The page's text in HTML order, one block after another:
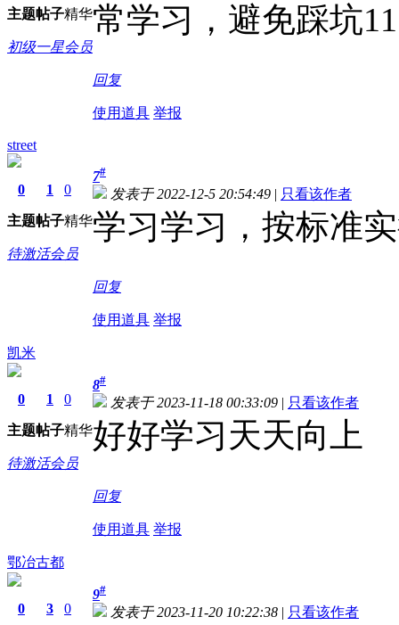
主题帖子精华
初级一星会员
常学习，避免踩坑11
回复
使用道具 举报
street
0
主题
1
帖子
0
精华
待激活会员
7#
发表于 2022-12-5 20:54:49 | 只看该作者
学习学习，按标准
回复
使用道具 举报
凯米
0
主题
1
帖子
0
精华
待激活会员
8#
发表于 2023-11-18 00:33:09 | 只看该作者
好好学习天天向上
回复
使用道具 举报
鄂冶古都
0 3 0
9#
发表于 2023-11-20 10:22:38 | 只看该作者